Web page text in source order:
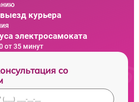
курьера
электросамоката
от 35 минут
со